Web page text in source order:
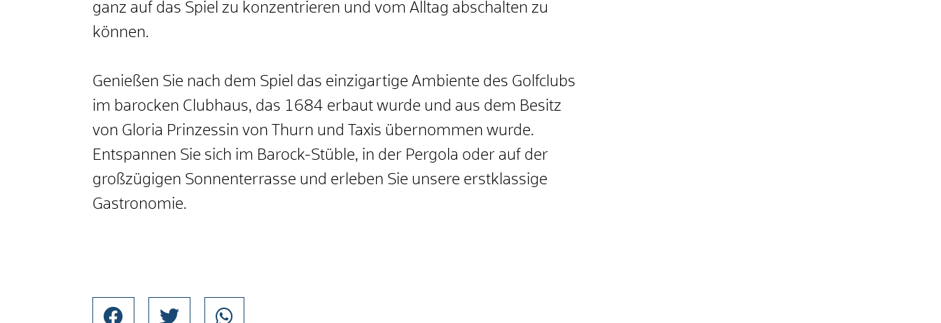
ganz auf das Spiel zu konzentrieren und vom Alltag abschalten zu
können.
Genießen Sie nach dem Spiel das einzigartige Ambiente des Golfclubs
im barocken Clubhaus, das 1684 erbaut wurde und aus dem Besitz
von Gloria Prinzessin von Thurn und Taxis übernommen wurde.
Entspannen Sie sich im Barock-Stüble, in der Pergola oder auf der
großzügigen Sonnenterrasse und erleben Sie unsere erstklassige
Gastronomie.